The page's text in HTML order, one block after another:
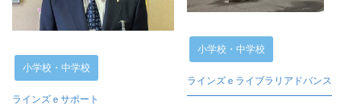
小学校・中学校
ラインズｅサポート
小学校・中学校
ラインズｅライブラリアドバンス